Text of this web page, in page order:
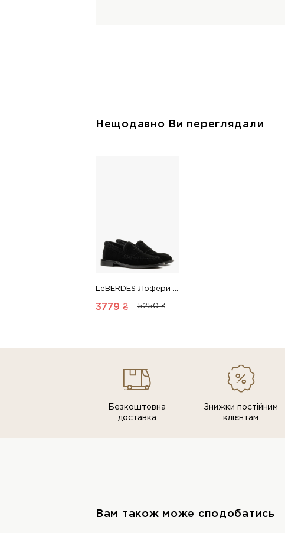
Нещодавно Ви переглядали
3779 ₴ 5250 ₴
Безкоштовна
доставка
Знижки постiйним
клiєнтам
Вам також може сподобатись